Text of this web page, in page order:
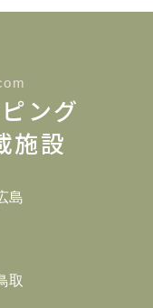
ング
施設
島
取